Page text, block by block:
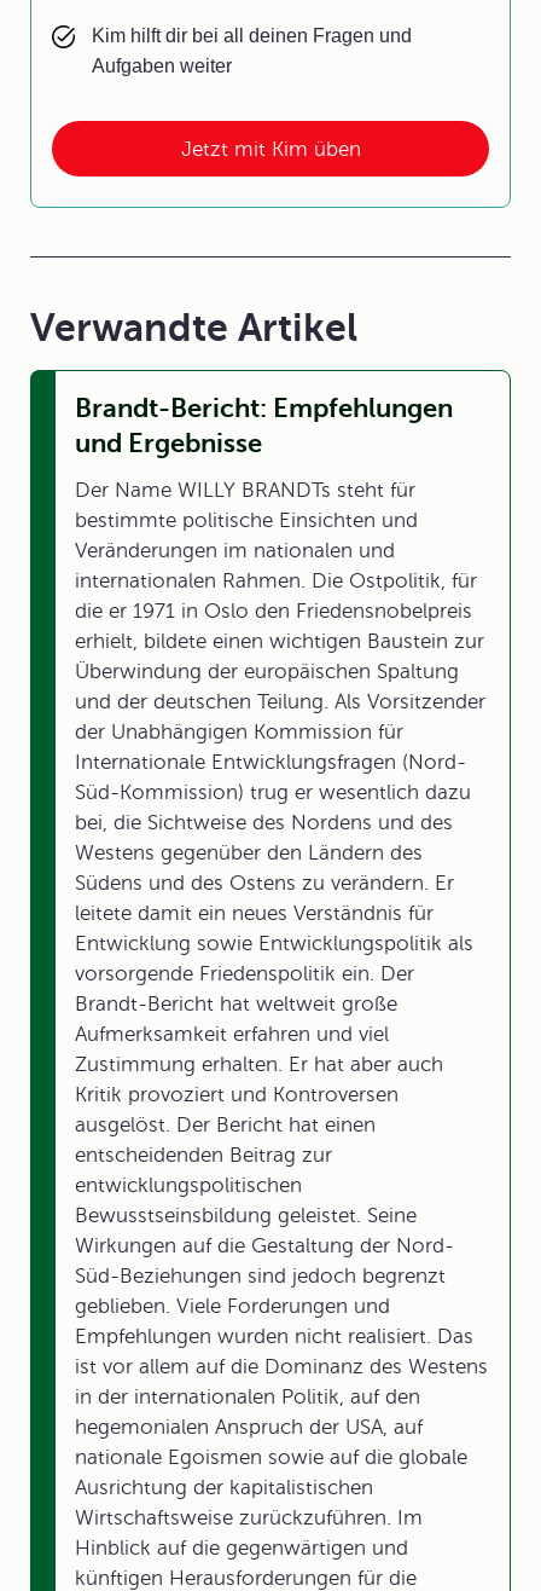
Jetzt mit Kim üben
Kim hilft dir bei all deinen Fragen und
Aufgaben weiter
Verwandte Artikel
Brandt-Bericht: Empfehlungen
und Ergebnisse
Der Name WILLY BRANDTs steht für
bestimmte politische Einsichten und
Veränderungen im nationalen und
internationalen Rahmen. Die Ostpolitik, für
die er 1971 in Oslo den Friedensnobelpreis
erhielt, bildete einen wichtigen Baustein zur
Überwindung der europäischen Spaltung
und der deutschen Teilung. Als Vorsitzender
der Unabhängigen Kommission für
Internationale Entwicklungsfragen (Nord-
Süd-Kommission) trug er wesentlich dazu
bei, die Sichtweise des Nordens und des
Westens gegenüber den Ländern des
Südens und des Ostens zu verändern. Er
leitete damit ein neues Verständnis für
Entwicklung sowie Entwicklungspolitik als
vorsorgende Friedenspolitik ein. Der
Brandt-Bericht hat weltweit große
Aufmerksamkeit erfahren und viel
Zustimmung erhalten. Er hat aber auch
Kritik provoziert und Kontroversen
ausgelöst. Der Bericht hat einen
entscheidenden Beitrag zur
entwicklungspolitischen
Bewusstseinsbildung geleistet. Seine
Wirkungen auf die Gestaltung der Nord-
Süd-Beziehungen sind jedoch begrenzt
geblieben. Viele Forderungen und
Empfehlungen wurden nicht realisiert. Das
ist vor allem auf die Dominanz des Westens
in der internationalen Politik, auf den
hegemonialen Anspruch der USA, auf
nationale Egoismen sowie auf die globale
Ausrichtung der kapitalistischen
Wirtschaftsweise zurückzuführen. Im
Hinblick auf die gegenwärtigen und
künftigen Herausforderungen für die